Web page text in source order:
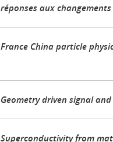
réponses aux
France China particle
Geometry driven signal
Superconductivity from